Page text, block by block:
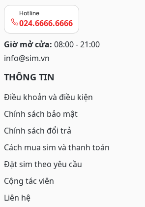
Hotline
024.6666.6666
Giờ mở cửa: 08:00 - 21:00
info@sim.vn
THÔNG TIN
Điều khoản và điều kiện
Chính sách bảo mật
Chính sách đổi trả
Cách mua sim và thanh toán
Đặt sim theo yêu cầu
Cộng tác viên
Liên hệ